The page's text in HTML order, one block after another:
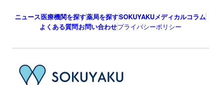
ニュース医療機関を探す薬局を探すSOKUYAKUメディカルコラム
よくある質問お問い合わせプライバシーポリシー